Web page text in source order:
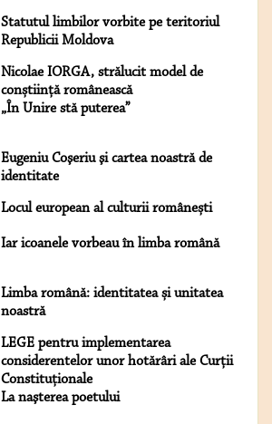
Statutul limbilor vorbite pe teritoriul
Republicii Moldova
Nicolae IORGA, strălucit model de
conștiință românească
„În Unire stă puterea”
Eugeniu Coşeriu şi cartea noastră de
identitate
Locul european al culturii românești
Iar icoanele vorbeau în limba română
Limba română: identitatea și unitatea
noastră
LEGE pentru implementarea
considerentelor unor hotărâri ale Curții
Constituționale
La naşterea poetului